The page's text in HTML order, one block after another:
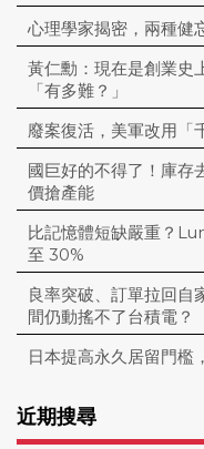
心理學家揭密，兩種健
黃仁勳：現在是創業史
「有多難？」
廢案復活，美軍改用「
國巨好的不得了！庫存
價搶產能
比記憶體短缺嚴重？
至 30%
良率突破、訂單拉回自
間仍動搖不了台積電？
日本提高永久居留門檻
近期搜尋